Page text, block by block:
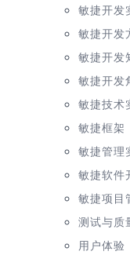
敏捷开发
敏捷开发
敏捷开发
敏捷开发
敏捷技术
敏捷框架
敏捷管理
敏捷软件
敏捷项目
测试与质
用户体验